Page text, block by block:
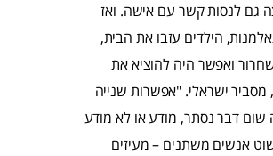
גם לנסות קשר עם אישה. ואז
הילדים עזבו את הבית,
ואפשר היה להוציא את
ישראלי. "אפשרות שנייה
דבר נסתר, מודע או לא מודע
אנשים משתנים – מעיזים